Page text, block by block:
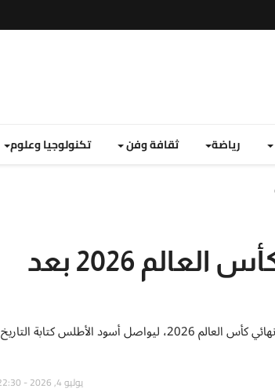
رياضة ثقافة وفن تكنولوجيا وعلوم
تأهل المغرب لربع نهائي كأس العالم 2026 بعد
منتخب المغرب يسحق كندا بثلاثية نظيفة ويتأهل بجدارة إلى ربع نهائي كأس العالم 2026، ليواصل أسود الأطلس كتابة التاريخ
يوليو 4, 2026 - 22:30